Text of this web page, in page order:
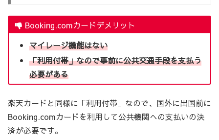
Booking.comカードデメリット
マイレージ機能はない
「利用付帯」なので事前に公共交通手段を支払う
必要がある
楽天カードと同様に「利用付帯」なので、国外に出国前に
Booking.comカードを利用して公共機関への支払いの決
済が必要です。